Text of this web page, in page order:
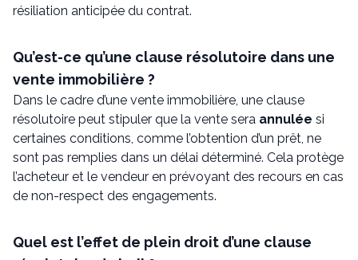
résiliation anticipée du contrat.
Qu’est-ce qu’une clause résolutoire dans une
vente immobilière ?
Dans le cadre d’une vente immobilière, une clause
résolutoire peut stipuler que la vente sera annulée si
certaines conditions, comme l’obtention d’un prêt, ne
sont pas remplies dans un délai déterminé. Cela protège
l’acheteur et le vendeur en prévoyant des recours en cas
de non-respect des engagements.
Quel est l’effet de plein droit d’une clause